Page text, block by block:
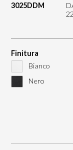
3025DDM
Finitura
Bianco
Nero